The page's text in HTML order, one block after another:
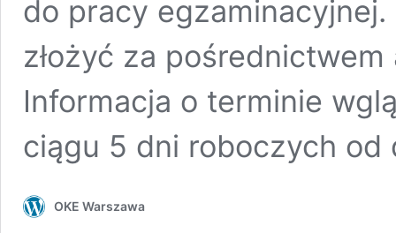
do pracy
złożyć za
Informacja o terminie
ciągu 5 dni roboczych
OKE Warszawa